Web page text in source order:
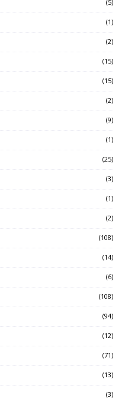
(5)
(1)
(2)
(15)
(15)
(2)
(9)
(1)
(25)
(3)
(1)
(2)
(108)
(14)
(6)
(108)
(94)
(12)
(71)
(13)
(3)